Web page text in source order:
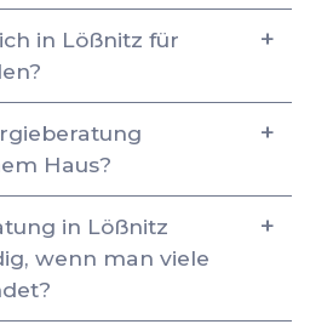
in Lößnitz für
Haus?
in Lößnitz
wenn man viele